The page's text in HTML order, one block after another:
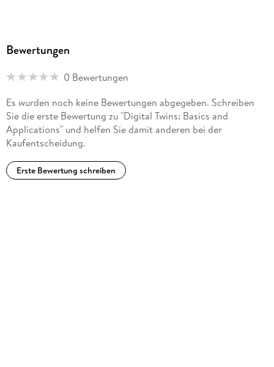
Bewertungen
0 Bewertungen
Es wurden noch keine Bewertungen abgegeben. Schreiben
Sie die erste Bewertung zu "Digital Twins: Basics and
Applications" und helfen Sie damit anderen bei der
Kaufentscheidung.
Erste Bewertung schreiben